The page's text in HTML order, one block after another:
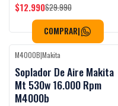
$12.990$29.990
COMPRAR|
-26%OFF
M4000B|Makita
Soplador De Aire Makita
Mt 530w 16.000 Rpm
M4000b